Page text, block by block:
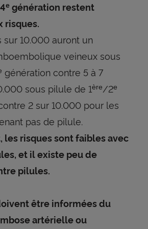
egénération restent
risques.
sur 10.000 auront un
veineux sous
génération contre 5 à 7
sous pilule de 1ère/2e
2 sur 10.000 pour les
pas de pilule.
risques sont faibles avec
et il existe peu de
pilules.
être informées du
artérielle ou